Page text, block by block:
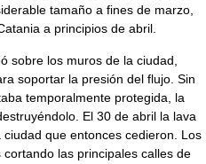
tamaño a fines de marzo,
a principios de abril.
sobre los muros de la ciudad,
soportar la presión del flujo. Sin
temporalmente protegida, la
El 30 de abril la lava
que entonces cedieron. Los
las principales calles de